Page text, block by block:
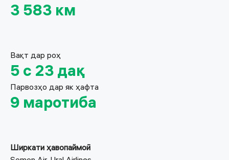
3 583 км
Вақт дар роҳ
5 с 23 дақ
Парвозҳо дар як ҳафта
9 маротиба
Ширкати ҳавопаймоӣ